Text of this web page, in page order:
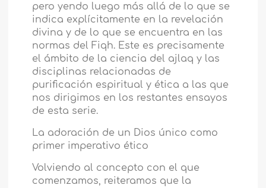
pero yendo luego más allá de lo que se
indica explícitamente en la revelación
divina y de lo que se encuentra en las
normas del Fiqh. Este es precisamente
el ámbito de la ciencia del ajlaq y las
disciplinas relacionadas de
purificación espiritual y ética a las que
nos dirigimos en los restantes ensayos
de esta serie.
La adoración de un Dios único como
primer imperativo ético
Volviendo al concepto con el que
comenzamos, reiteramos que la